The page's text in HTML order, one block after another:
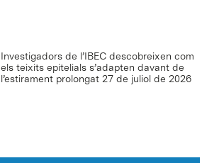
Investigadors de l’IBEC descobreixen com
els teixits epitelials s’adapten davant de
l’estirament prolongat 27 de juliol de 2026